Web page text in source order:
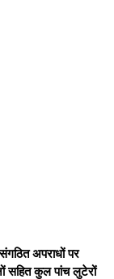
अपराधों पर
सहित कुल पांच लुटेरों